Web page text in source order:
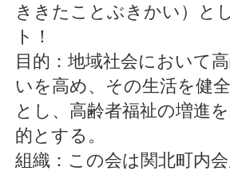
ききたことぶきかい）と
ト！
目的：地域社会において
いを高め、その生活を健
とし、高齢者福祉の増進
的とする。
組織：この会は関北町内